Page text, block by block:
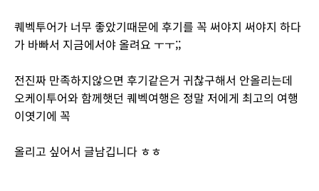
퀘벡투어가 너무 좋았기때문에 후기를 꼭 써야지 써야지 하다
가 바빠서 지금에서야 올려요 ㅜㅜ;;
전진짜 만족하지않으면 후기같은거 귀찮구해서 안올리는데
오케이투어와 함께햇던 퀘벡여행은 정말 저에게 최고의 여행
이엿기에 꼭
올리고 싶어서 글남깁니다 ㅎㅎ